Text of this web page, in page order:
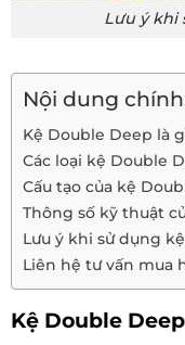
Lưu ý khi
Nội dung
Kệ Double Deep là
Các loại kệ Double
Cấu tạo của kệ
Thông số kỹ thuật
Lưu ý khi sử dụng
Liên hệ tư vấn mua
Kệ Double